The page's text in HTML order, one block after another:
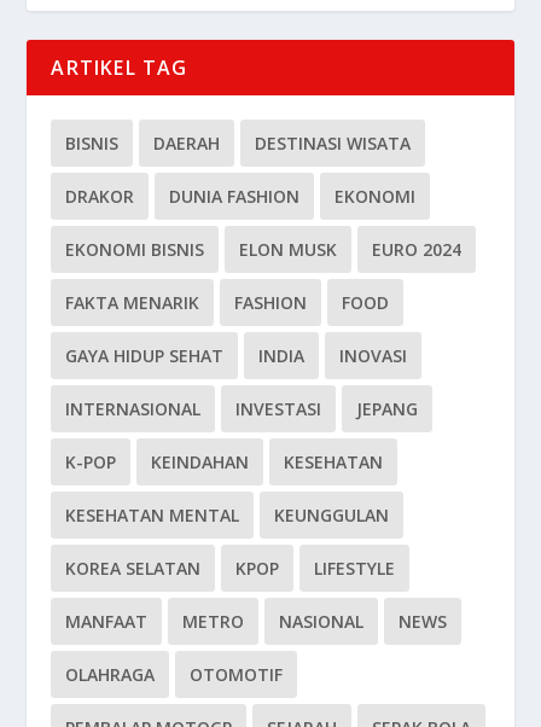
ARTIKEL TAG
BISNIS DAERAH DESTINASI WISATA
DRAKOR DUNIA FASHION EKONOMI
EKONOMI BISNIS ELON MUSK EURO 2024
FAKTA MENARIK FASHION FOOD
GAYA HIDUP SEHAT INDIA INOVASI
INTERNASIONAL INVESTASI JEPANG
K-POP KEINDAHAN KESEHATAN
KESEHATAN MENTAL KEUNGGULAN
KOREA SELATAN KPOP LIFESTYLE
MANFAAT METRO NASIONAL NEWS
OLAHRAGA OTOMOTIF